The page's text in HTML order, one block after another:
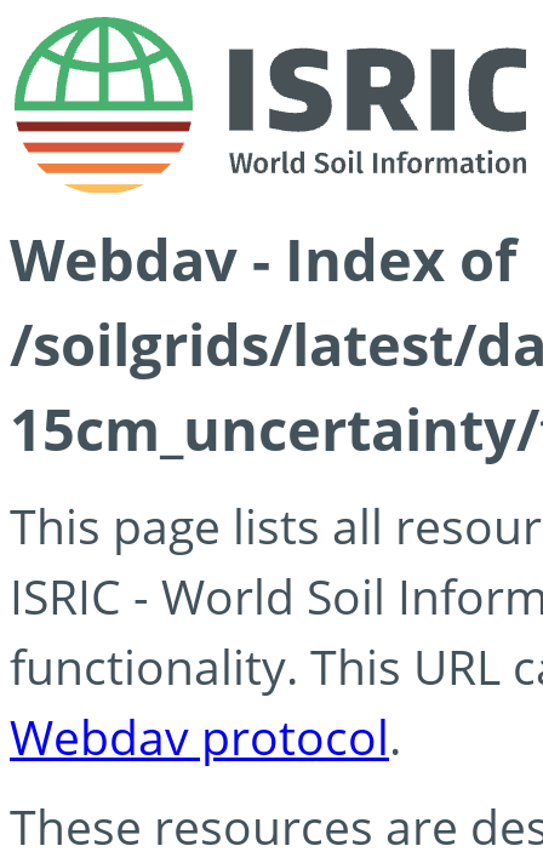
Webdav - Index of
/soilgrids/latest/
This page lists all
ISRIC - World Soil
functionality. This URL
Webdav protocol.
These resources are